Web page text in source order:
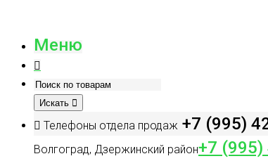
Меню
Искать
Телефоны отдела продаж +7 (995)
Волгоград, Дзержинский район+7